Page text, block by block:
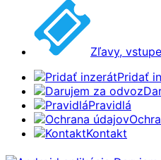
Zľavy,
Pridať
Pravidlá
Kontakt